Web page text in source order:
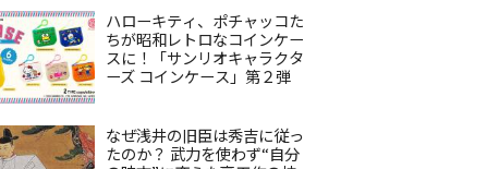
ハローキティ、ポチャッコた
ちが昭和レトロなコインケー
スに！「サンリオキャラクタ
ーズ コインケース」第２弾
なぜ浅井の旧臣は秀吉に従っ
たのか？ 武力を使わず“自分